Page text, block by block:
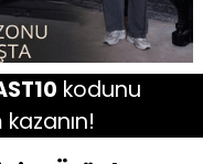
kodunu